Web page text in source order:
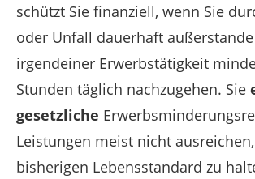
schützt Sie finanziell, wenn Sie
oder Unfall dauerhaft
irgendeiner Erwerbstätigkeit
Stunden täglich nachzugehen. Sie
gesetzliche
Leistungen meist nicht
bisherigen Lebensstandard zu